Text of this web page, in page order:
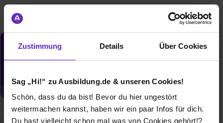
Zustimmung Details Über Cookies
Sag „Hi!“ zu Ausbildung.de & unseren Cookies!
Schön, dass du da bist! Bevor du hier ungestört
weitermachen kannst, haben wir ein paar Infos für dich.
Du hast vielleicht schon mal was von Cookies gehört!?
Du möchtest neue Stellen automatisch
zugeschickt bekommen?